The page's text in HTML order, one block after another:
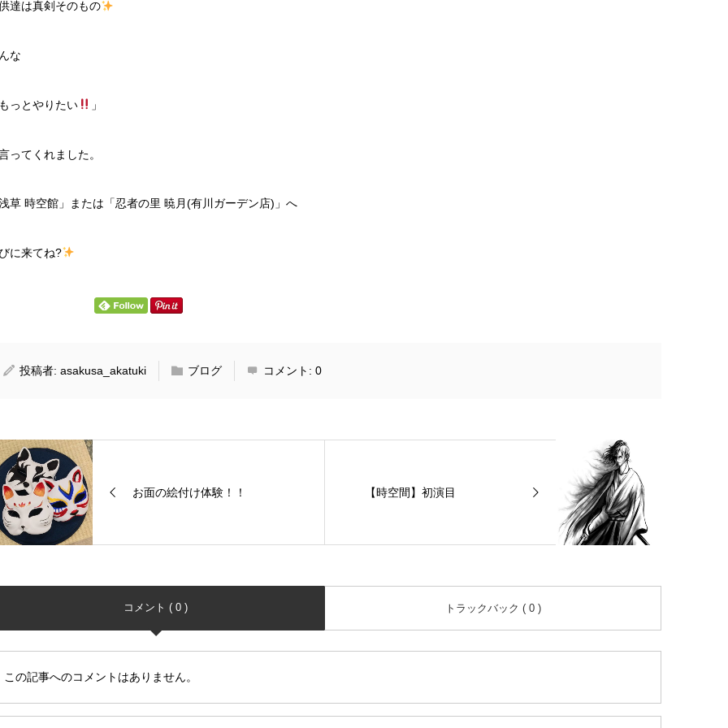
達は真剣そのもの
な
もっとやりたい 」
ってくれました。
浅草 時空館」または「忍者の里 暁月(有川ガーデン店)」へ
に来てね?
投稿者:asakusa_akatuki ブログ コメント:0
お面の絵付け体験！！ 【時空間】初演目
コメント ( 0 ) トラックバック ( 0 )
この記事へのコメントはありません。